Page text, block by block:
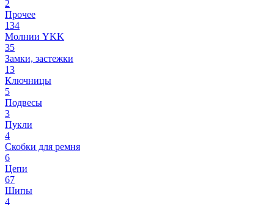
2
Прочее
134
Молнии YKK
35
Замки, застежки
13
Ключницы
5
Подвесы
3
Пукли
4
Скобки для ремня
6
Цепи
67
Шипы
4